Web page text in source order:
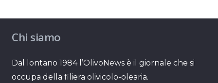
Chi siamo
Dal lontano 1984 l’OlivoNews è il giornale che si
occupa della filiera olivicolo-olearia.